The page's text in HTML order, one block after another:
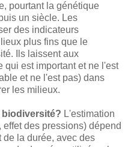
pourtant la génétique
un siècle. Les
des indicateurs
plus fins que le
Ils laissent aux
qui est important et ne l'est
et ne l'est pas) dans
les milieux.
biodiversité? L'estimation
des pressions) dépend
de la durée, avec des